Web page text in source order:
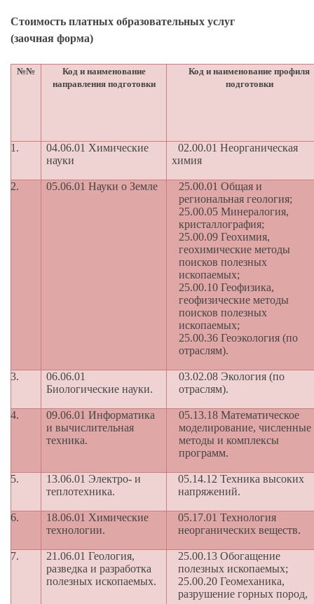
Стоимость платных образовательных услуг
(заочная форма)
№№
Код и наименование
направления подготовки
Код и наименование профиля
подготовки
1.
04.06.01 Химические
науки
02.00.01 Неорганическая
химия
2. 05.06.01 Науки о Земле
25.00.01 Общая и
региональная геология;
25.00.05 Минералогия,
кристаллография;
25.00.09 Геохимия,
геохимические методы
поисков полезных
ископаемых;
25.00.10 Геофизика,
геофизические методы
поисков полезных
ископаемых;
25.00.36 Геоэкология (по
отраслям).
3.
06.06.01
Биологические науки.
03.02.08 Экология (по
отраслям).
4.
09.06.01 Информатика
и вычислительная
техника.
05.13.18 Математическое
моделирование, численные
методы и комплексы
программ.
5.
13.06.01 Электро- и
теплотехника.
05.14.12 Техника высоких
напряжений.
6.
18.06.01 Химические
технологии.
05.17.01 Технология
неорганических веществ.
7.
21.06.01 Геология,
разведка и разработка
полезных ископаемых.
25.00.13 Обогащение
полезных ископаемых;
25.00.20 Геомеханика,
разрушение горных пород,